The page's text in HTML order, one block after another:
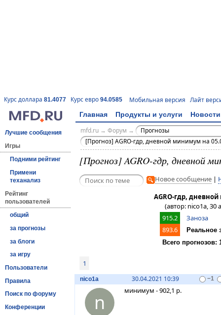
Курс доллара 81.4077 Курс евро 94.0585 Мобильная версия Лайт
Главная Продукты и услуги Новости
Лучшие сообщения
Игры
Подними рейтинг
Примени
теханализ
Рейтинг
пользователей
общий
за прогнозы
за блоги
за игру
Пользователи
Правила
Поиск по форуму
Конференции
mfd.ru→ Форум →
Прогнозы
[Прогноз] AGRO-гдр, дневной минимум на
[Прогноз] AGRO-гдр, дневной
Новое сообщение|
AGRO-гдр,
(автор: nico1a, 30
915.2
Заноза
893.6
Реальное
Всего прогнозов:
1
nico1a 30.04.2021 10:39 −1
n минимум - 902,1 р.